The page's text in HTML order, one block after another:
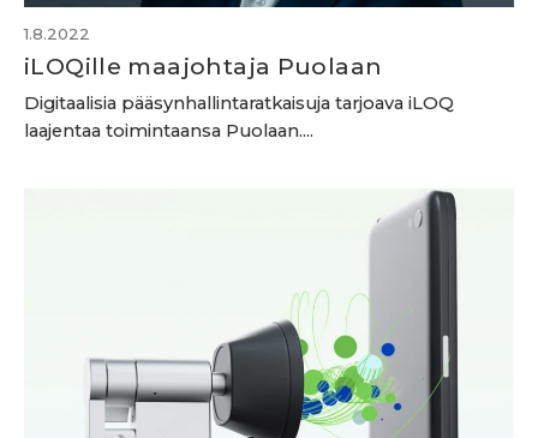
1.8.2022
iLOQille maajohtaja Puolaan
Digitaalisia pääsynhallintaratkaisuja tarjoava iLOQ
laajentaa toimintaansa Puolaan....